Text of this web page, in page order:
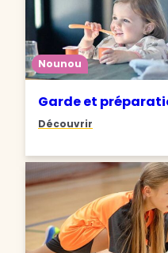
Nounou
Garde et
Découvrir